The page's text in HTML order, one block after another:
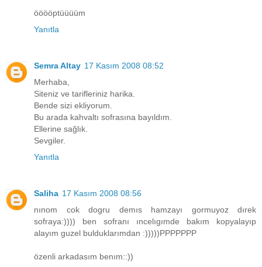
ööööptüüüüm
Yanıtla
Semra Altay 17 Kasım 2008 08:52
Merhaba,
Siteniz ve tarifleriniz harika.
Bende sizi ekliyorum.
Bu arada kahvaltı sofrasına bayıldım.
Ellerine sağlık.
Sevgiler.
Yanıtla
Saliha 17 Kasım 2008 08:56
nınom cok dogru demıs hamzayı gormuyoz dırek
sofraya:)))) ben sofranı ıncelıgımde bakım kopyalayıp
alayım guzel bulduklarımdan :)))))PPPPPPP
özenli arkadasım benım::))